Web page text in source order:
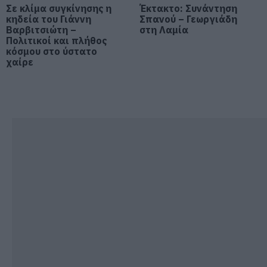
Έρχεται ισχυρό κύμα ζέστης:
Πότε η θερμοκρασία θα χτυπήσει
40άρια
06.08.2026 | 16:30
Εύβοια: Τέλος στις παράνομες
Σε κλίμα συγκίνησης η
κηδεία του Γιάννη
Βαρβιτσιώτη –
Πολιτικοί και πλήθος
κόσμου στο ύστατο
χαίρε
Έκτακτο: Συνάντηση
Σπανού – Γεωργιάδη
στη Λαμία